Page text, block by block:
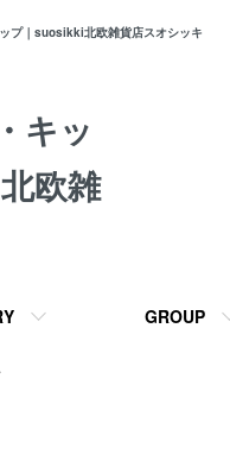
プ｜suosikki北欧雑貨店スオシッキ
キッ
欧雑
GROUP